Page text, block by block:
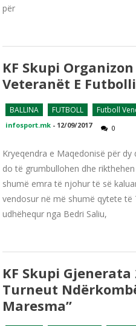
për
KF Skupi
Veteranët E
BALLINA FUTBOLL Futboll
infosport.mk - 12/09/2017 0
Kryeqendra e Maqedonisë për
do të grumbullohen dhe
shumë emra të njohur të së
vendosur në më shumë qytete të
udhëhequr nga Bedri Saliu,
KF Skupi Gjenerata
Turneut
Maresma”